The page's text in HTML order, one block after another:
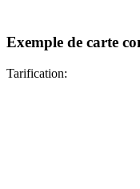
Exemple de carte
Tarification: